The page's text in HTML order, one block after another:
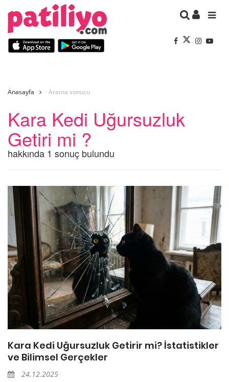
Anasayfa Arama sonucu
Kara Kedi Uğursuzluk
Getiri mi ?
hakkında 1 sonuç bulundu
Kara Kedi Uğursuzluk Getirir mi? İstatistikler
ve Bilimsel Gerçekler
24.12.2025